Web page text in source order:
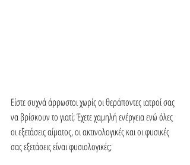
Είστε συχνά άρρωστοι χωρίς οι θεράποντες ιατροί σας
να βρίσκουν το γιατί; Έχετε χαμηλή ενέργεια ενώ όλες
οι εξετάσεις αίματος, οι ακτινολογικές και οι φυσικές
σας εξετάσεις είναι φυσιολογικές;